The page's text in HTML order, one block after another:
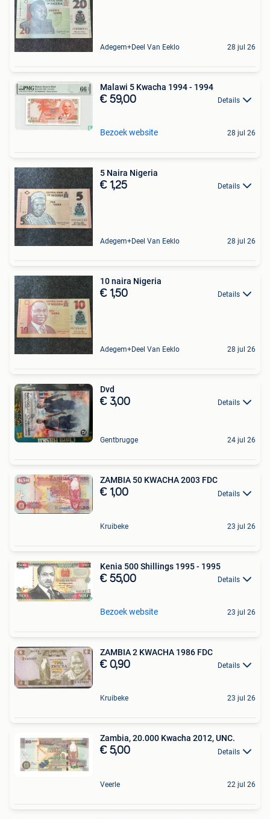
Adegem+Deel Van Eeklo 28 jul 26
Malawi 5 Kwacha 1994 - 1994
€ 59,00 Details
Bezoek website 28 jul 26
5 Naira Nigeria
€ 1,25 Details
Adegem+Deel Van Eeklo 28 jul 26
10 naira Nigeria
€ 1,50 Details
Adegem+Deel Van Eeklo 28 jul 26
Dvd
€ 3,00 Details
Gentbrugge 24 jul 26
ZAMBIA 50 KWACHA 2003 FDC
€ 1,00 Details
Kruibeke 23 jul 26
Kenia 500 Shillings 1995 - 1995
€ 55,00 Details
Bezoek website 23 jul 26
ZAMBIA 2 KWACHA 1986 FDC
€ 0,90 Details
Kruibeke 23 jul 26
Zambia, 20.000 Kwacha 2012, UNC.
€ 5,00 Details
Veerle 22 jul 26